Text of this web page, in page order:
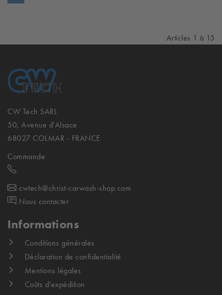
Articles 1 à 15
CW Tech SARL
50, Avenue d'Alsace
68027 COLMAR - FRANCE
Commande
cwtech@christ-carwash-shop.com
Nous contacter
Informations
Conditions générales
Déclaration de confidentialité
Mentions légales
Coûts d’expédition